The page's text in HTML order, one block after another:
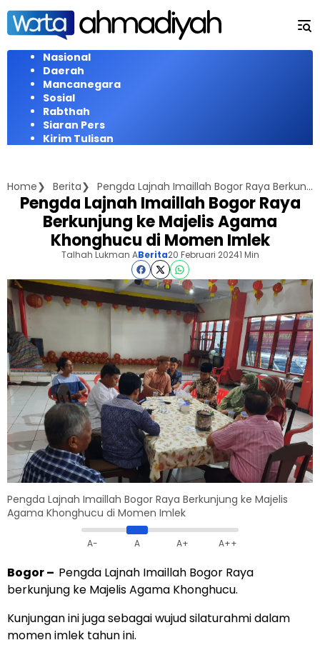
Langsung
konten
Nasional
Daerah
Mancanegara
Sosial
Rabthah
Siaran Pers
Kirim Tulisan
Home Berita Pengda Lajnah Imaillah Bogor Raya Berkunjung ke Majelis Agama Khonghucu di Momen Imlek
Pengda Lajnah Imaillah Bogor Raya
Berkunjung ke Majelis Agama
Khonghucu di Momen Imlek
Talhah Lukman ABerita20 Februari 20241 Min
Pengda Lajnah Imaillah Bogor Raya Berkunjung ke Majelis
Agama Khonghucu di Momen Imlek
A- A A+ A++
Bogor– Pengda Lajnah Imaillah Bogor Raya
berkunjung ke Majelis Agama Khonghucu.
Kunjungan ini juga sebagai wujud silaturahmi dalam
momen imlek tahun ini.